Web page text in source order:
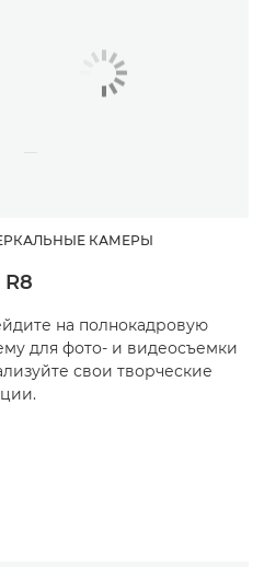
КАМЕРЫ
R8
на полнокадровую
для фото- и видеосъемки
свои творческие